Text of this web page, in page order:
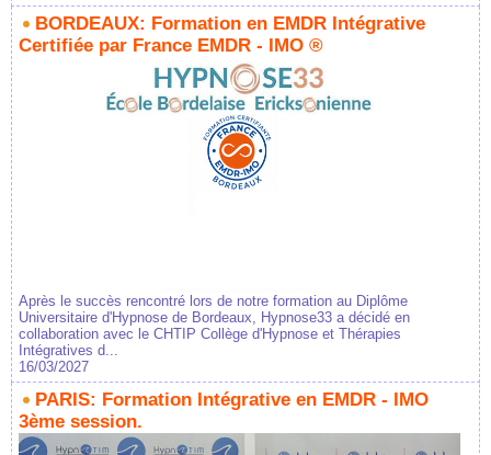
BORDEAUX: Formation en EMDR Intégrative
Certifiée par France EMDR - IMO ®
Après le succès rencontré lors de notre formation au Diplôme
Universitaire d'Hypnose de Bordeaux, Hypnose33 a décidé en
collaboration avec le CHTIP Collège d'Hypnose et Thérapies
Intégratives d...
16/03/2027
PARIS: Formation Intégrative en EMDR - IMO
3ème session.